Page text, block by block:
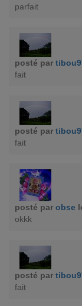
parfait
posté par
fait
posté par
fait
posté par obse
okkk
posté par
fait